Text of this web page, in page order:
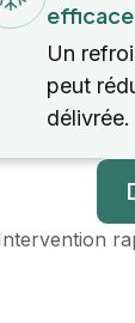
efficace
Un
peut
délivrée.